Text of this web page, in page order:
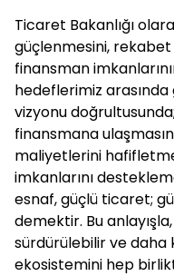
Ticaret Bakanlığı
güçlenmesini, rekabet
finansman
hedeflerimiz arasında
vizyonu
finansmana
maliyetlerini
imkanlarını
esnaf, güçlü ticaret;
demektir. Bu
sürdürülebilir ve daha
ekosistemini hep